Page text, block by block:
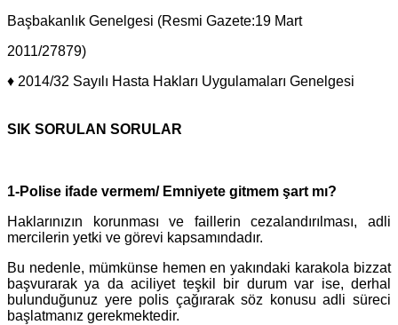
Başbakanlık Genelgesi (Resmi Gazete:19 Mart
2011/27879)
♦ 2014/32 Sayılı Hasta Hakları Uygulamaları Genelgesi
SIK SORULAN SORULAR
1-Polise ifade vermem/ Emniyete gitmem şart mı?
Haklarınızın korunması ve faillerin cezalandırılması, adli
mercilerin yetki ve görevi kapsamındadır.
Bu nedenle, mümkünse hemen en yakındaki karakola bizzat
başvurarak ya da aciliyet teşkil bir durum var ise, derhal
bulunduğunuz yere polis çağırarak söz konusu adli süreci
başlatmanız gerekmektedir.